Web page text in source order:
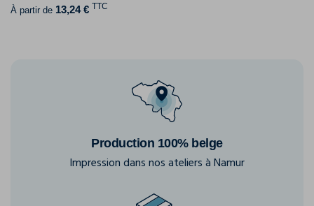
À partir de 13,24 € TTC
Production 100% belge
Impression dans nos ateliers à Namur